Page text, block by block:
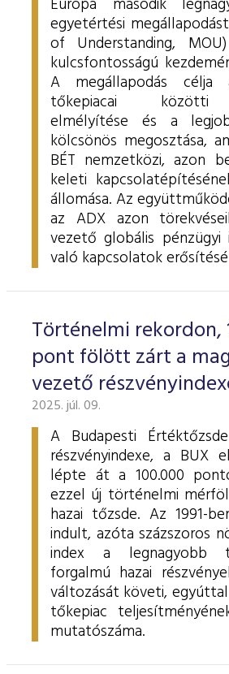
Európa második
egyetértési
of Understanding,
kulcsfontosságú
A megállapodás
tőkepiacai közötti
elmélyítése és a
kölcsönös megosztása,
BÉT nemzetközi, azon
keleti
állomása. Az
az ADX azon
vezető globális pénzügyi
való kapcsolatok
Történelmi rekordon,
pont fölött zárt a
vezető
2025. júl. 09.
A Budapesti
részvényindexe, a BUX
lépte át a 100.000
ezzel új történelmi
hazai tőzsde. Az 1991-
indult, azóta százszoros
index a legnagyobb
forgalmú hazai
változását követi,
tőkepiac
mutatószáma.